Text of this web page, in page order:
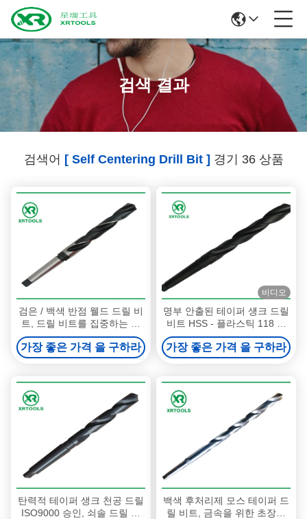
검색 결과
검색어 [ Self Centering Drill Bit ] 경기 36 상품
검은 / 백색 반점 웰드 드릴 비
트, 드릴 비트를 집중하는 고
속강 본인
가장 좋은 가격 을 구하라
비디오
명부 안출된 테이퍼 섕크 드릴
비트 HSS - 플라스틱 118 급
동안 4241이지 물질
가장 좋은 가격 을 구하라
탄력적 테이퍼 생크 천공 드릴
ISO9000 승인, 쇠솔 드릴 비
백색 후처리제 모스 테이퍼 드
릴 비트, 금속을 위한 초장축